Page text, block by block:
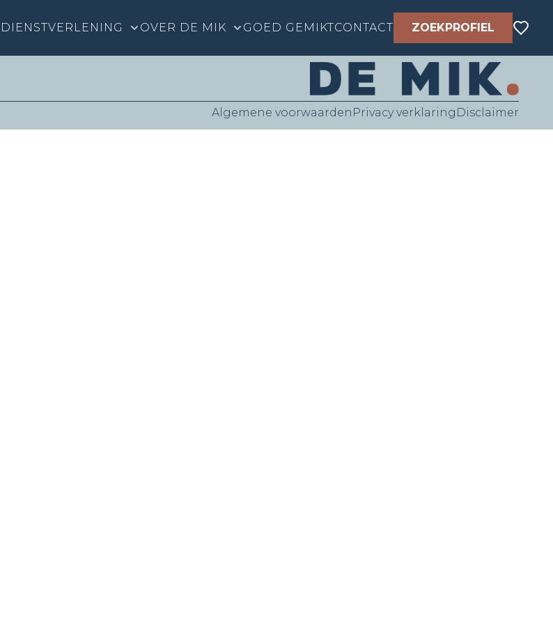
DIENSTVERLENING OVER DE MIK GOED GEMIKTCONTACT ZOEKPROFIEL
Algemene voorwaarden Privacy verklaring Disclaimer